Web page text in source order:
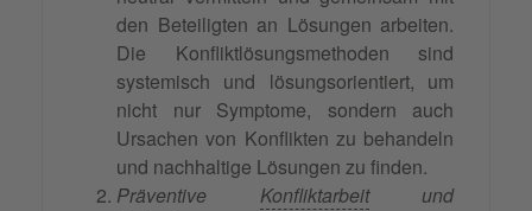
den Beteiligten an Lösungen arbeiten.
Die Konfliktlösungsmethoden sind
systemisch und lösungsorientiert, um
nicht nur Symptome, sondern auch
Ursachen von Konflikten zu behandeln
und nachhaltige Lösungen zu finden.
Präventive Konfliktarbeitund